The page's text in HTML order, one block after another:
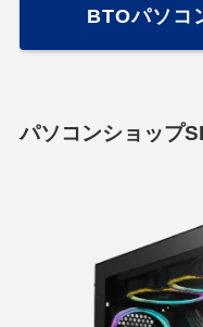
BTOパソコ
パソコンショップ